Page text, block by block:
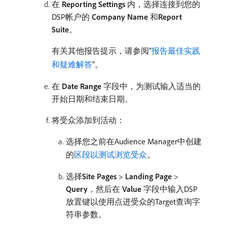
在​ Reporting Settings ​内，选择连接到您的
DSP帐户的​ Company Name ​和​Report
Suite。
有关其他报告提示，请参阅“报告最佳实践
和疑难解答”。
在​ Date Range ​字段中，为测试输入适当的
开始日期和结束日期。
将受众添加到活动：
选择您之前在Audience Manager中创建
的区段以测试浏览受众。
选择​Site Pages > Landing Page >
Query ，然后在​ Value ​字段中输入DSP
放置键以使用点进受众的Target查询字
符串参数。